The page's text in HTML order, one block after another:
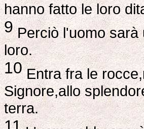
hanno fatto le loro
9Perciò l'uomo sarà
loro.
10Entra fra le
Signore,allo
terra.